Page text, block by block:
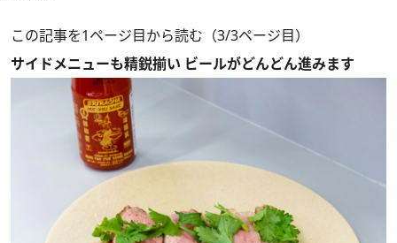
この記事を1ページ目から読む（3/3ページ目）
サイドメニューも精鋭揃い ビールがどんどん進みます